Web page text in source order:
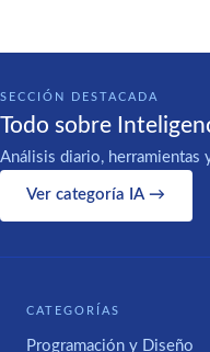
SECCIÓN DESTACADA
Todo sobre
Análisis diario,
Ver categoría IA →
CATEGORÍAS
Programación y Diseño